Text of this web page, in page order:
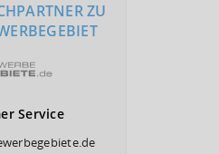
ZU
Service